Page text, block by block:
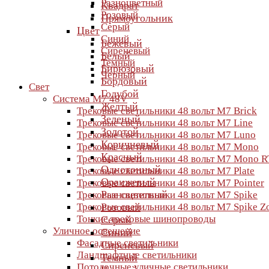
Разноцветный
Розовый
Серый
Синий
Сиреневый
Темный
Черный
Свет
Система M7 48V
Трековые светильники 48 вольт M7 Brick
Трековые светильники 48 вольт M7 Line
Трековые светильники 48 вольт M7 Luno
Трековые светильники 48 вольт M7 Mono
Трековые светильники 48 вольт M7 Mono
Трековые светильники 48 вольт M7 Plate
Трековые светильники 48 вольт M7 Pointer
Трековые светильники 48 вольт M7 Spike
Трековые светильники 48 вольт M7 Spike
Тонкие трековые шинопроводы
Уличное освещение
Фасадные светильники
Ландшафтные светильники
Квадрат
Прямоугольник
Цвет
Бежевый
Белый
Бирюзовый
Бордовый
Голубой
Желтый
Зеленый
Золотой
Коричневый
Красный
Однотонный
Оранжевый
Разноцветный
Розовый
Серый
Синий
Сиреневый
Темный